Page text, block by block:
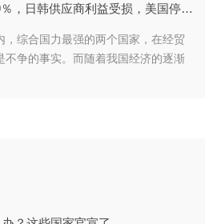
中美贸易顺差增长16.9％，日韩供应商利益受损，美国停发疫
，综合国力最强的两个国家，在经贸
不争的事实。而随着我国经济的逐渐
蛮横霸道的美国，为阻遏我国的进